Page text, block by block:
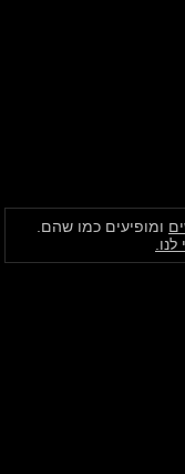
ומופיעים כמו שהם.